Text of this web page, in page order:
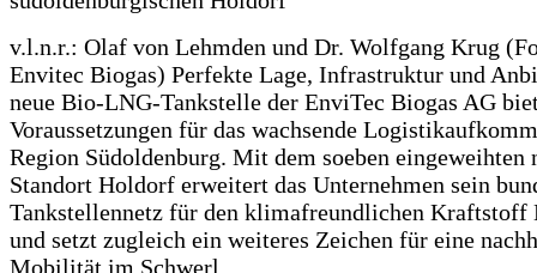
v.l.n.r.: Olaf von Lehmden und Dr. Wolfgang Krug
Envitec Biogas) Perfekte Lage, Infrastruktur und
neue Bio-LNG-Tankstelle der EnviTec Biogas AG
Voraussetzungen für das wachsende
Region Südoldenburg. Mit dem soeben eingeweihten
Standort Holdorf erweitert das Unternehmen sein
Tankstellennetz für den klimafreundlichen Kraftstoff
und setzt zugleich ein weiteres Zeichen für eine
Mobilität im Schwerl